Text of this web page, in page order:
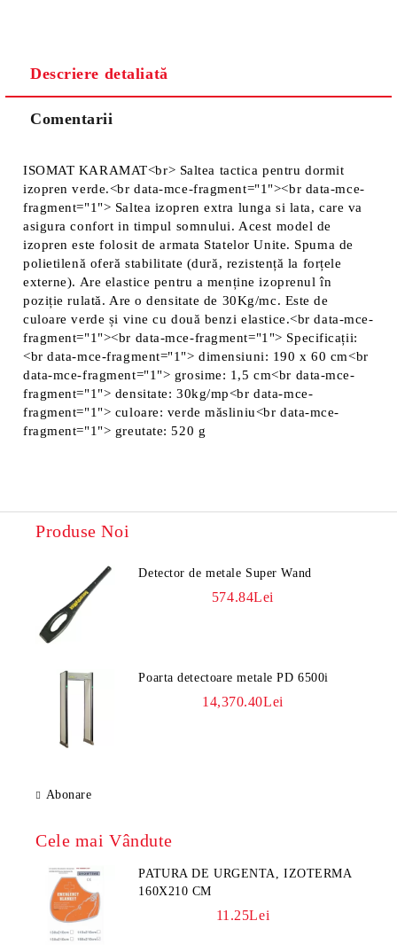
Descriere detaliată
Comentarii
ISOMAT KARAMAT<br> Saltea tactica pentru dormit
izopren verde.<br data-mce-fragment="1"><br data-mce-
fragment="1"> Saltea izopren extra lunga si lata, care va
asigura confort in timpul somnului. Acest model de
izopren este folosit de armata Statelor Unite. Spuma de
polietilenă oferă stabilitate (dură, rezistență la forțele
externe). Are elastice pentru a menține izoprenul în
poziție rulată. Are o densitate de 30Kg/mc. Este de
culoare verde și vine cu două benzi elastice.<br data-mce-
fragment="1"><br data-mce-fragment="1"> Specificații:
<br data-mce-fragment="1"> dimensiuni: 190 x 60 cm<br
data-mce-fragment="1"> grosime: 1,5 cm<br data-mce-
fragment="1"> densitate: 30kg/mp<br data-mce-
fragment="1"> culoare: verde măsliniu<br data-mce-
fragment="1"> greutate: 520 g
Produse Noi
Detector de metale Super Wand
574.84Lei
Poarta detectoare metale PD 6500i
14,370.40Lei
Abonare
Cele mai Vândute
PATURA DE URGENTA, IZOTERMA
160X210 CM
11.25Lei